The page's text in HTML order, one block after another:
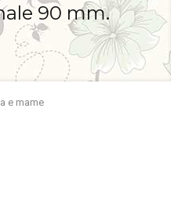
90 mm.
e mame